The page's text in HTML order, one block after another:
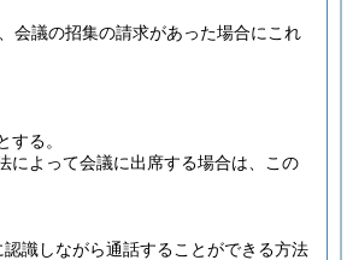
会議の招集の請求があった場合にこれ
る。
によって会議に出席する場合は、この
識しながら通話することができる方法